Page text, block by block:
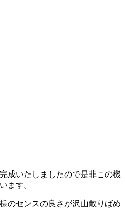
成いたしましたので是非この機
ます。
のセンスの良さが沢山散りばめ